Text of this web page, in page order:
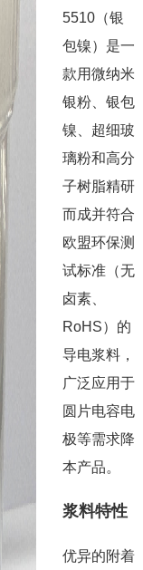
5510（银
包镍）是一
款用微纳米
银粉、银包
镍、超细玻
璃粉和高分
子树脂精研
而成并符合
欧盟环保测
试标准（无
卤素、
RoHS）的
导电浆料，
广泛应用于
圆片电容电
极等需求降
本产品。
浆料特性
优异的附着